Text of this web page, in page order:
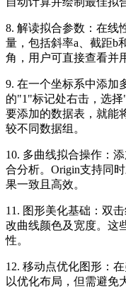
8. 解读拟合参数：在线
量，包括斜率a、截距b
角，用户可直接查看并
9. 在一个坐标系中添加
的"1"标记处右击，选择
要添加的数据表，就能
较不同数据组。
10. 多曲线拟合操作：
合分析。Origin支持同
果一致且高效。
11. 图形美化基础：双
改曲线颜色及宽度。这
性。
12. 移动点优化图形：
以优化布局，但需避免